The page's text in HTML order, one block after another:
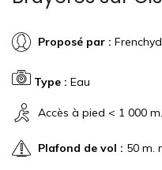
Proposé par :
Type : Eau
Accès à pied < 1 000 m.
Plafond de vol : 50 m.